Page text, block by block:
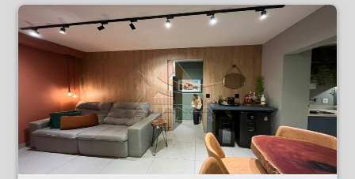
Apartamento - Quinta da Primavera - Ribeirão Preto